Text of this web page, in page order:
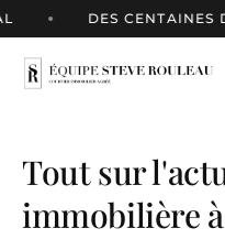
DES CENTAINES DE
Tout sur
immobilière